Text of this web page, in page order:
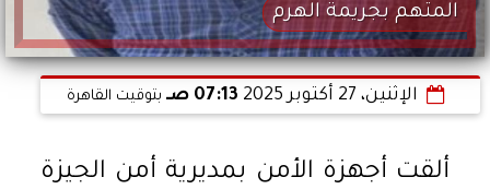
المتهم بجريمة الهرم
الإثنين، 27 أكتوبر 2025 07:13 صـ بتوقيت القاهرة
ألقت أجهزة الأمن بمديرية أمن الجيزة